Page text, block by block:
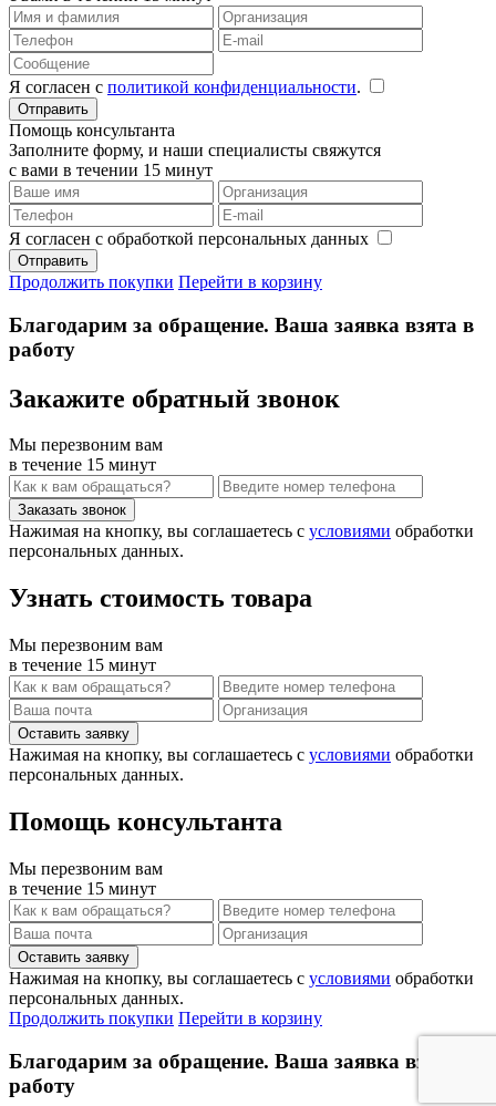
Я согласен с политикой конфиденциальности.
Помощь консультанта
Заполните форму, и наши специалисты свяжутся
с вами в течении 15 минут
Я согласен с обработкой персональных данных
Продолжить покупки Перейти в корзину
Благодарим за обращение. Ваша заявка взята в
работу
Закажите обратный звонок
Мы перезвоним вам
в течение 15 минут
Нажимая на кнопку, вы соглашаетесь с условиями обработки
персональных данных.
Узнать стоимость товара
Мы перезвоним вам
в течение 15 минут
Нажимая на кнопку, вы соглашаетесь с условиями обработки
персональных данных.
Помощь консультанта
Мы перезвоним вам
в течение 15 минут
Нажимая на кнопку, вы соглашаетесь с условиями обработки
персональных данных.
Продолжить покупки Перейти в корзину
Благодарим за обращение. Ваша заявка взята в
работу